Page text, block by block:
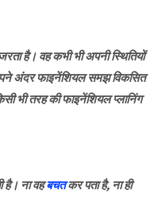
है। वह कभी भी अपनी स्थितियों
अंदर फाइनेंशियल समझ विकसित
भी तरह की फाइनेंशियल प्लानिंग
है। ना वहबचतकर पता है, ना ही